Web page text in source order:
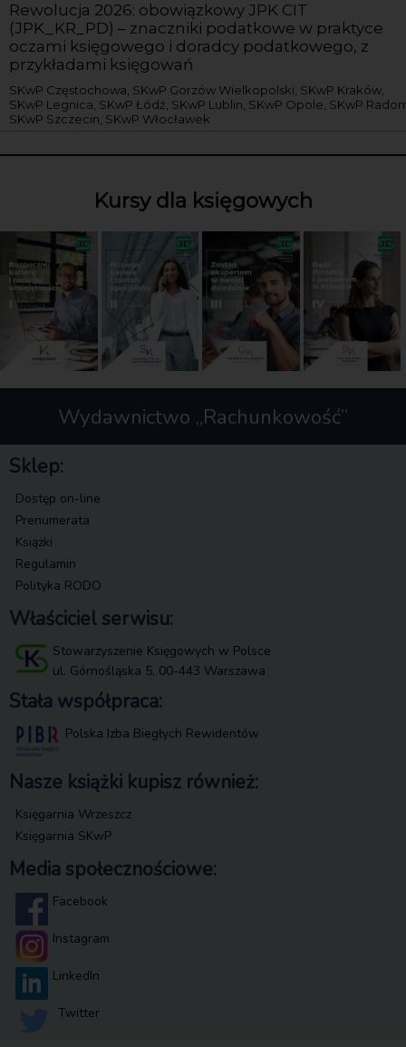
Rewolucja 2026: obowiązkowy JPK CIT
(JPK_KR_PD) – znaczniki podatkowe w praktyce
oczami księgowego i doradcy podatkowego, z
przykładami księgowań
SKwP Częstochowa, SKwP Gorzów Wielkopolski, SKwP Kraków,
SKwP Legnica, SKwP Łódź, SKwP Lublin, SKwP Opole, SKwP
SKwP Szczecin, SKwP Włocławek
Kursy dla księgowych
Wydawnictwo „Rachunkowość”
Sklep:
Dostęp on-line
Prenumerata
Książki
Regulamin
Polityka RODO
Właściciel serwisu:
Stowarzyszenie Księgowych w Polsce
ul. Górnośląska 5, 00-443 Warszawa
Stała współpraca:
Polska Izba Biegłych Rewidentów
Nasze książki kupisz również:
Księgarnia Wrzeszcz
Księgarnia SKwP
Media społecznościowe:
Facebook
Instagram
LinkedIn
Twitter